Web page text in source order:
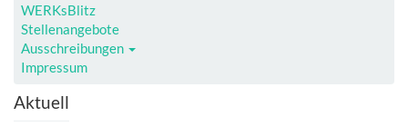
WERKsBlitz
Stellenangebote
Ausschreibungen
Impressum
Aktuell